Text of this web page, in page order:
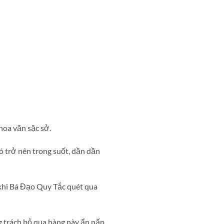
văn sặc sở.
trở nên trong suốt, dần dần
Bá Đạo Quy Tắc quét qua
bỏ qua hàng này ẩn nấp